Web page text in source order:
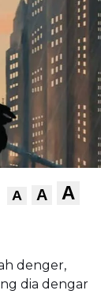
A A A
denger,
dia dengar